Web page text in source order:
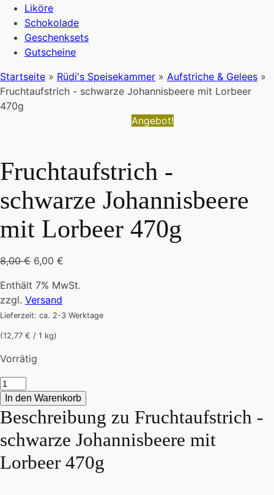
Liköre
Schokolade
Geschenksets
Gutscheine
Startseite » Rüdi's Speisekammer » Aufstriche & Gelees »
Fruchtaufstrich - schwarze Johannisbeere mit Lorbeer
470g
Angebot!
Fruchtaufstrich -
schwarze Johannisbeere
mit Lorbeer 470g
8,00€ Ursprünglicher
war:
8,00 €
6,00 €
ist:
Enthält 7% MwSt.
zzgl. Versand
Lieferzeit: ca. 2-3 Werktage
(12,77 € / 1 kg)
Vorrätig
Fruchtaufstrich
-
schwarze
Johannisbeere
mit
Lorbeer
470g
In den Warenkorb
Beschreibung zu Fruchtaufstrich -
schwarze Johannisbeere mit
Lorbeer 470g